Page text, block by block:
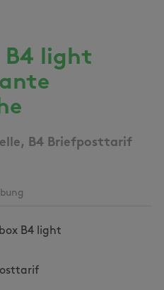
light
B4 Briefposttarif
B4 light